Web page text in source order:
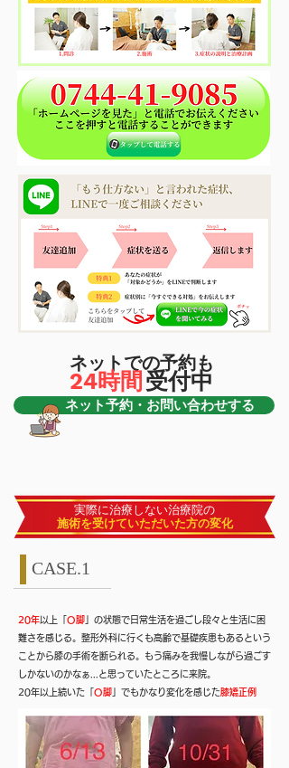
​ネットでの予約も
24時間 ​受付中
ネット予約・お問い合わせする
実際に治療しない治療院の
施術を受けていただいた方の変化
CASE.1
20年 以上「 O脚 」の状態で日常生活を過ごし段々と生活に困
難さを感じる。整形外科に行くも高齢で基礎疾患もあるという
ことから膝の手術を断られる。もう痛みを我慢しながら過ごす
しかないのかなぁ...と思っていたところに来院。
​20年以上続いた「 O脚 」でもかなり変化を感じた膝矯正例